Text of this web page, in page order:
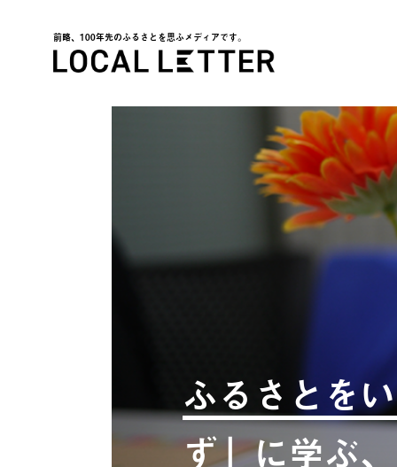
前略、100年先のふるさとを思ふメディアです。
ふるさとを
ず」に学ぶ